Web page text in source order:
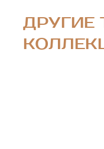
ДРУГИЕ